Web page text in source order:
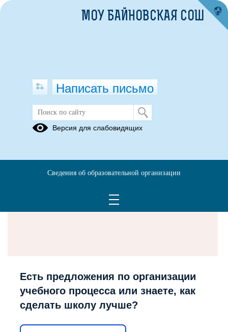
Есть предложения по организации
учебного процесса или знаете, как
сделать школу лучше?
МОУ БАЙНОВСКАЯ СОШ
Написать письмо
Версия для слабовидящих
Сведения об образовательной организации